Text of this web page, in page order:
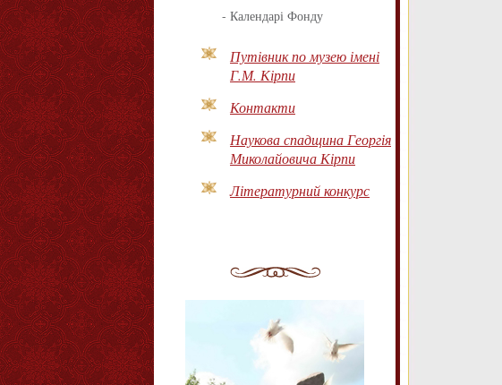
- Календарі Фонду
Путівник по музею імені
Г.М. Кірпи
Контакти
Наукова спадщина Георгія
Миколайовича Кірпи
Літературний конкурс